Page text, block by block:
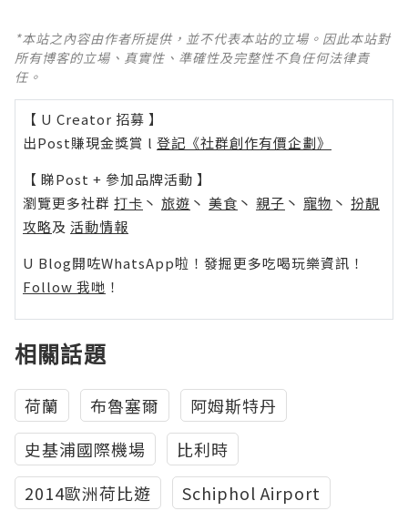
*本站之內容由作者所提供，並不代表本站的立場。因此本站對
所有博客的立場、真實性、準確性及完整性不負任何法律責
任。
【 U Creator 招募 】
出Post賺現金獎賞 l 登記《社群創作有價企劃》
【 睇Post + 參加品牌活動 】
瀏覽更多社群 打卡 丶 旅遊 丶 美食 丶 親子 丶 寵物 丶 扮靚
攻略及 活動情報
U Blog開咗WhatsApp啦！發掘更多吃喝玩樂資訊！
Follow 我哋 ！
相關話題
荷蘭 布魯塞爾
阿姆斯特丹
史基浦國際機場
比利時
2014歐洲荷比遊
Schiphol Airport